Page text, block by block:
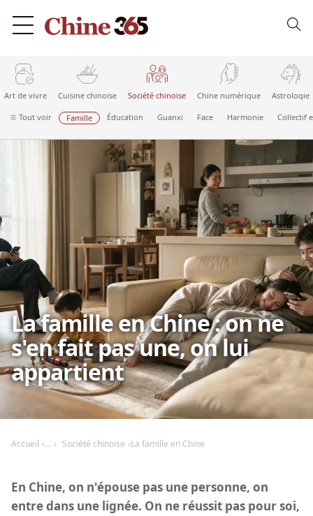
Art de vivre Cuisine chinoise Société chinoise Chine numérique Astrologie
Tout voir Famille Éducation Guanxi Face Harmonie Collectif
La famille en Chine : on ne
s'en fait pas une, on lui
appartient
Accueil Société chinoise La famille en Chine
En Chine, on n'épouse pas une personne, on
entre dans une lignée. On ne réussit pas pour soi,